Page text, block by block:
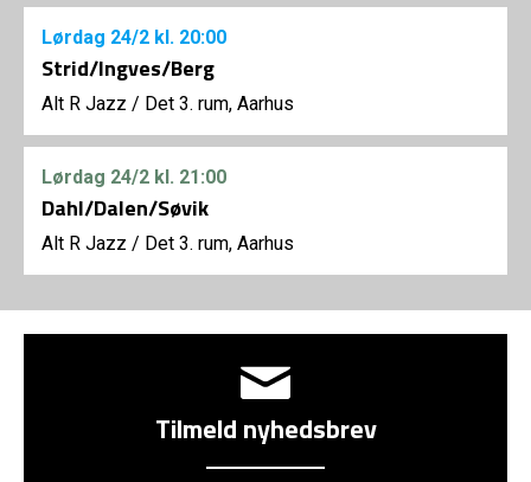
Lørdag 24/2 kl. 20:00
Strid/Ingves/Berg
Alt R Jazz / Det 3. rum, Aarhus
Lørdag 24/2 kl. 21:00
Dahl/Dalen/Søvik
Alt R Jazz / Det 3. rum, Aarhus
Tilmeld nyhedsbrev